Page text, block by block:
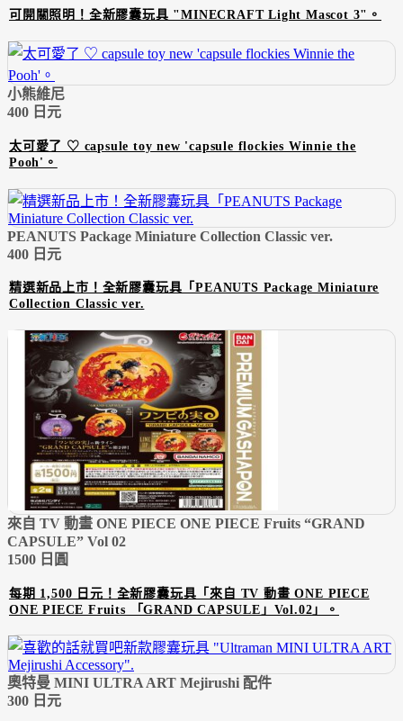
可開關照明！全新膠囊玩具 "MINECRAFT Light Mascot 3"。
小熊維尼
400 日元
太可愛了 ♡ capsule toy new 'capsule flockies Winnie the
Pooh'。
PEANUTS Package Miniature Collection Classic ver.
400 日元
精選新品上市！全新膠囊玩具「PEANUTS Package Miniature
Collection Classic ver.
來自 TV 動畫 ONE PIECE ONE PIECE Fruits “GRAND
CAPSULE” Vol 02
1500 日圓
每期 1,500 日元！全新膠囊玩具「來自 TV 動畫 ONE PIECE
ONE PIECE Fruits 「GRAND CAPSULE」Vol.02」。
奧特曼 MINI ULTRA ART Mejirushi 配件
300 日元